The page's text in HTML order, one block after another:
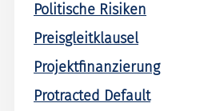
Politische Risiken
Preisgleitklausel
Projektfinanzierung
Protracted Default